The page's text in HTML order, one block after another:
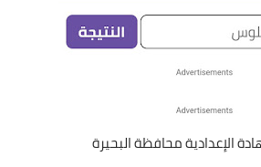
الإعدادية محافظة البحيرة